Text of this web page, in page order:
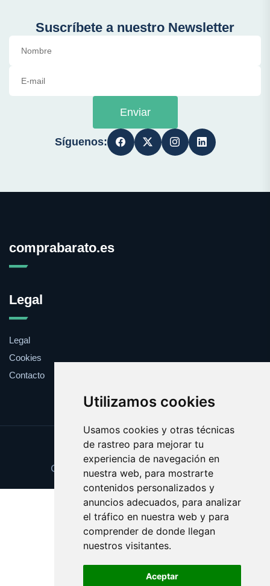
Utilizamos cookies
Usamos cookies y otras técnicas
de rastreo para mejorar tu
experiencia de navegación en
nuestra web, para mostrarte
contenidos personalizados y
anuncios adecuados, para analizar
el tráfico en nuestra web y para
comprender de donde llegan
nuestros visitantes.
Aceptar
Suscríbete a nuestro Newsletter
Enviar
Síguenos:
comprabarato.es
Legal
Legal
Cookies
Contacto
Update cookies preferences
Copyright © 2025 comprabarato.es